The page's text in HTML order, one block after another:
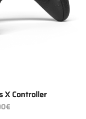
X Controller
€Preisspanne:
109.00€